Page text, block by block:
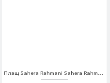
Плащ Sahera Rahmani Sahera Rahmani MP002XW1AQX6